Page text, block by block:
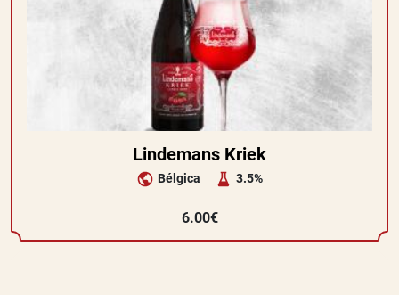
Lindemans Kriek
Bélgica 3.5%
6.00€